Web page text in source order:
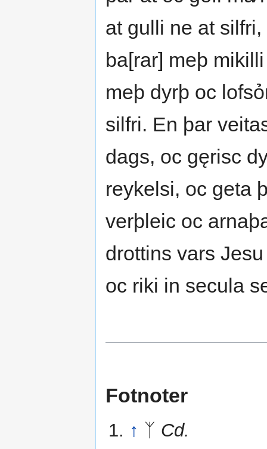
at gulli ne at
ba[rar] meþ
meþ dyrþ oc
silfri. En þar
dags, oc gęrisc
reykelsi, oc geta
verþleic oc
drottins vars
oc riki in secula
Fotnoter
↑ ᛉ Cd.